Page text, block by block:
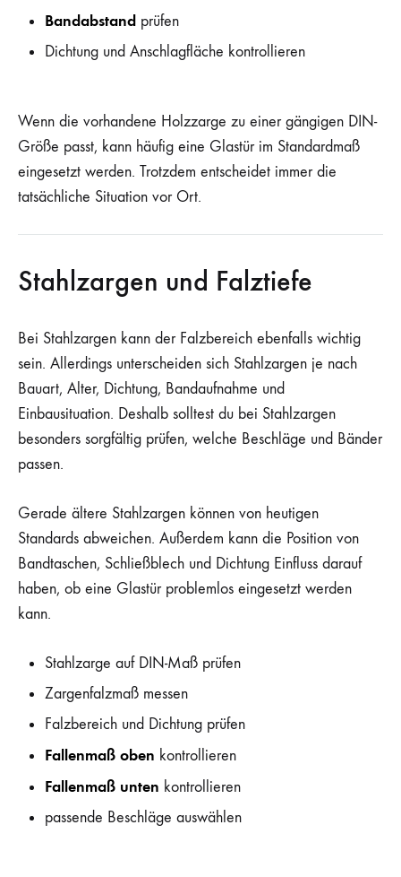
Bandabstand prüfen
Dichtung und Anschlagfläche kontrollieren
Wenn die vorhandene Holzzarge zu einer gängigen DIN-
Größe passt, kann häufig eine Glastür im Standardmaß
eingesetzt werden. Trotzdem entscheidet immer die
tatsächliche Situation vor Ort.
Stahlzargen und Falztiefe
Bei Stahlzargen kann der Falzbereich ebenfalls wichtig
sein. Allerdings unterscheiden sich Stahlzargen je nach
Bauart, Alter, Dichtung, Bandaufnahme und
Einbausituation. Deshalb solltest du bei Stahlzargen
besonders sorgfältig prüfen, welche Beschläge und Bänder
passen.
Gerade ältere Stahlzargen können von heutigen
Standards abweichen. Außerdem kann die Position von
Bandtaschen, Schließblech und Dichtung Einfluss darauf
haben, ob eine Glastür problemlos eingesetzt werden
kann.
Stahlzarge auf DIN-Maß prüfen
Zargenfalzmaß messen
Falzbereich und Dichtung prüfen
Fallenmaß oben kontrollieren
Fallenmaß unten kontrollieren
passende Beschläge auswählen